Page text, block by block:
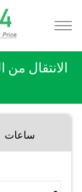
الانتقال
ساعات